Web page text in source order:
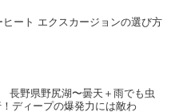
ヒート エクスカージョンの選び方
長野県野尻湖〜曇天＋雨でも虫
ディープの爆発力には敵わ